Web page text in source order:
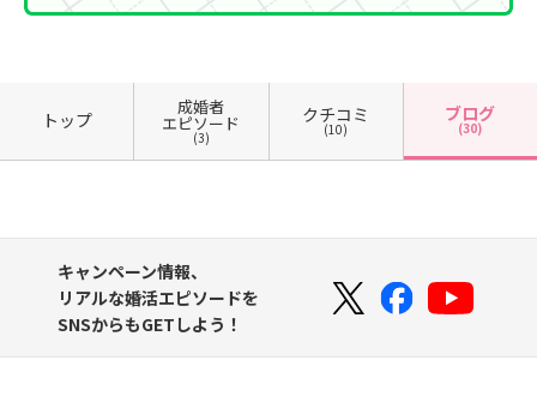
トップ
成婚者
エピソード
(3)
クチコミ
(10)
ブログ
(30)
キャンペーン情報、
リアルな婚活エピソードを
SNSからもGETしよう！